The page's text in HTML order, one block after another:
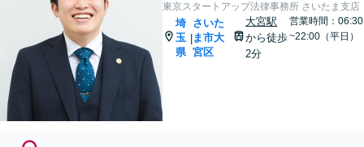
東京スタートアップ法律事務所 さいたま支店
埼
玉
県
|
さいた
ま市大
宮区
大宮駅
から徒歩
2分
営業時間：06:30
~22:00（平日）